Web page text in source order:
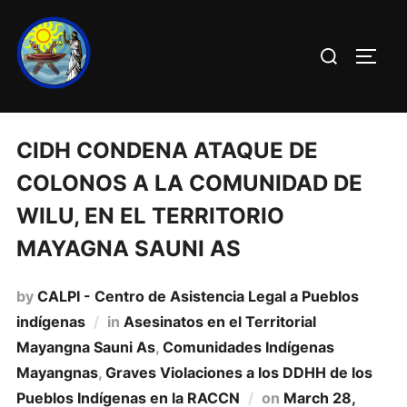
CIDH CONDENA ATAQUE DE
COLONOS A LA COMUNIDAD DE
WILU, EN EL TERRITORIO
MAYAGNA SAUNI AS
by CALPI - Centro de Asistencia Legal a Pueblos
indígenas
in Asesinatos en el Territorial
Mayangna Sauni As, Comunidades Indí­genas
Mayangnas, Graves Violaciones a los DDHH de los
Pueblos Indí­genas en la RACCN
on March 28,